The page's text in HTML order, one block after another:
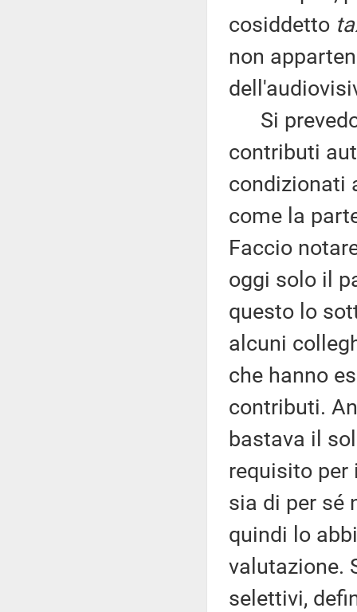
cosiddetto
non
Si
contributi
condizionati
come la
Faccio
oggi solo il
questo lo
alcuni
che hanno
contributi.
bastava il
requisito
sia di per sé
quindi lo
valutazione.
selettivi,